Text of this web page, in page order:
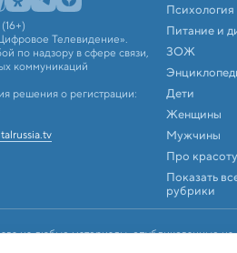
Телевидение».
по надзору в сфере связи,
коммуникаций
решения о регистрации:
Психология
Питание и
ЗОЖ
Дети
Женщины
Мужчины
Про красоту
Показать
рубрики
на любые материалы, опубликованные на